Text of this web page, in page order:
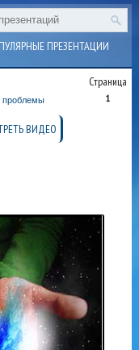
ПРЕЗЕНТАЦИИ
Страница
1
проблемы
ВИДЕО